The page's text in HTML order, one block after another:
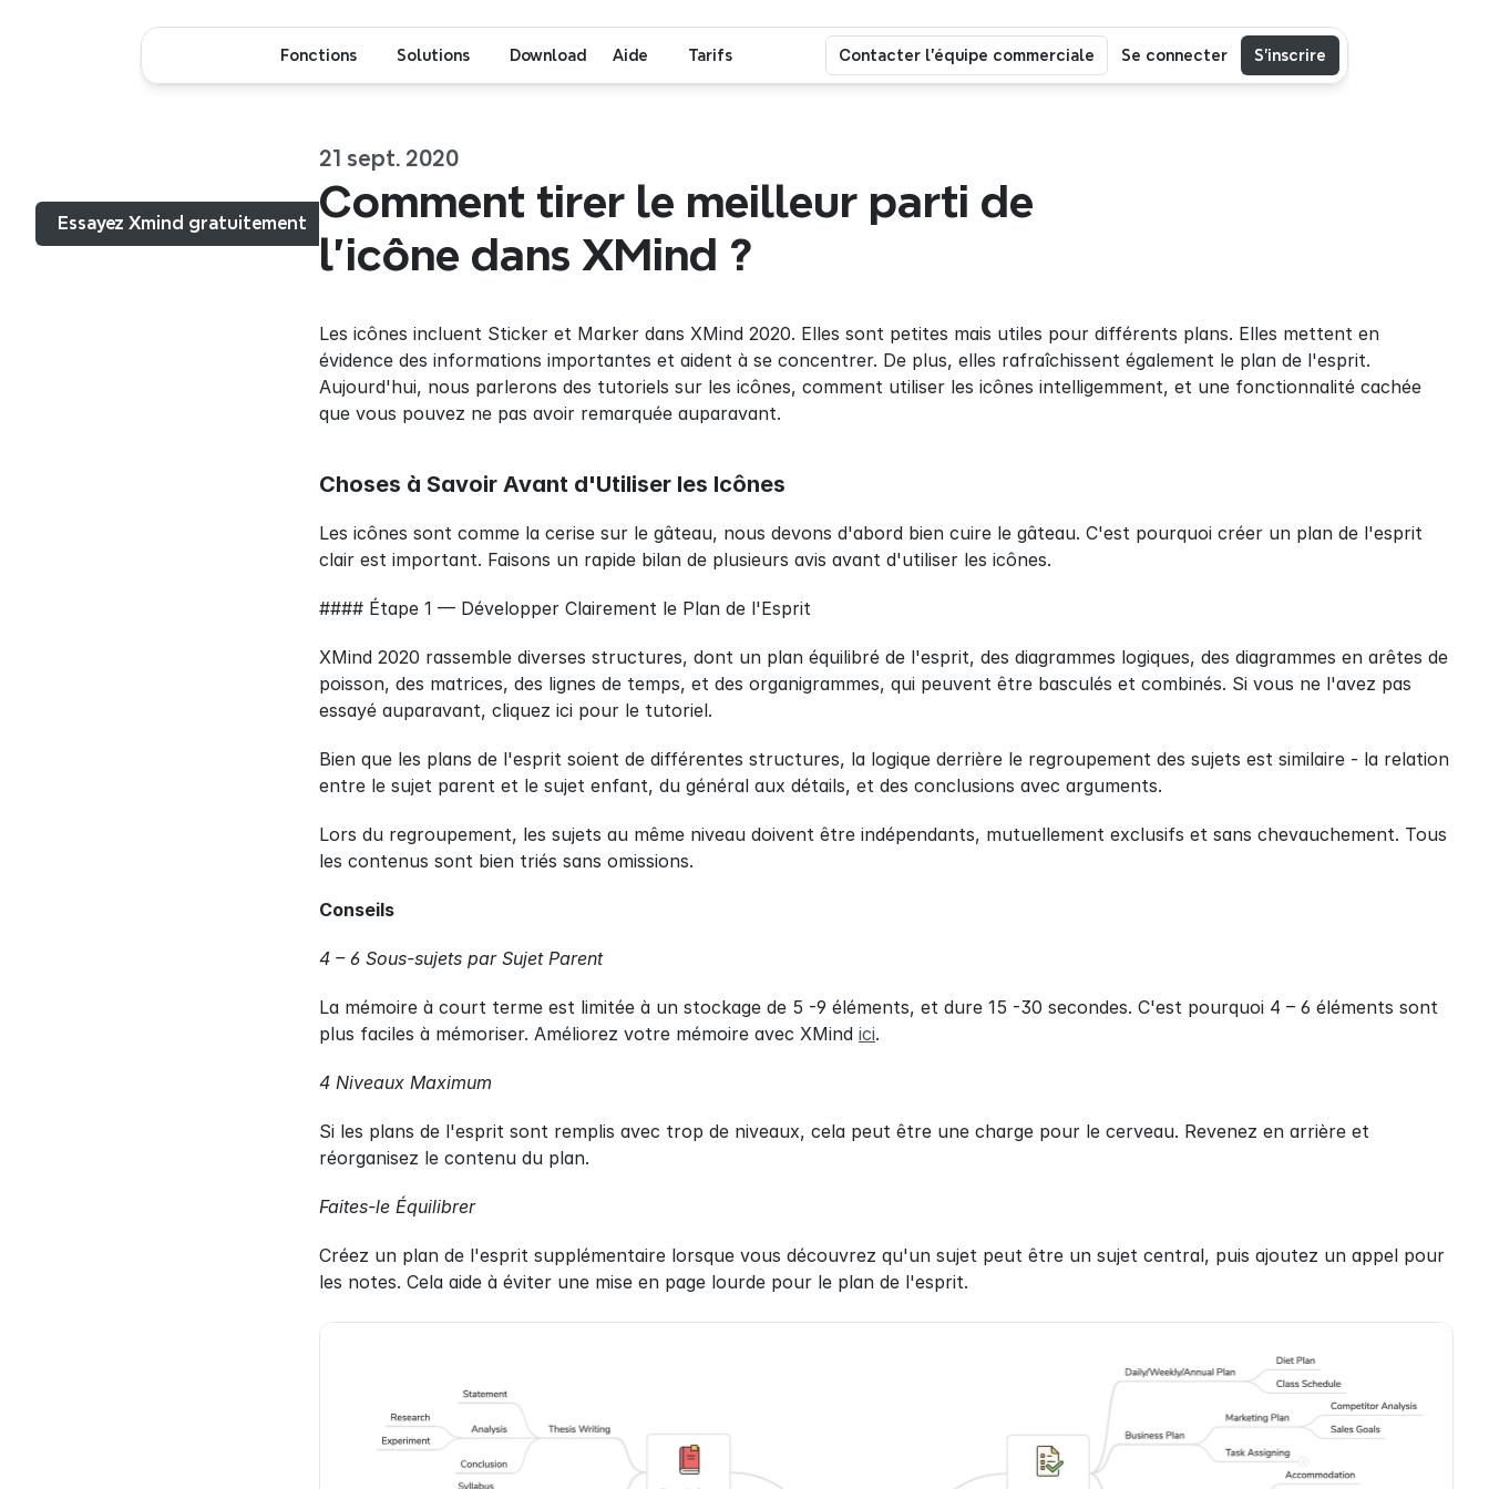
Essayez Xmind gratuitement
21 sept. 2020
Comment tirer le meilleur parti de
l'icône dans XMind ?
Les icônes incluent Sticker et Marker dans XMind 2020. Elles sont petites mais utiles pour différents plans. Elles mettent en
évidence des informations importantes et aident à se concentrer. De plus, elles rafraîchissent également le plan de l'esprit.
Aujourd'hui, nous parlerons des tutoriels sur les icônes, comment utiliser les icônes intelligemment, et une fonctionnalité cachée
que vous pouvez ne pas avoir remarquée auparavant.
Choses à Savoir Avant d'Utiliser les Icônes
Les icônes sont comme la cerise sur le gâteau, nous devons d'abord bien cuire le gâteau. C'est pourquoi créer un plan de l'esprit
clair est important. Faisons un rapide bilan de plusieurs avis avant d'utiliser les icônes.
#### Étape 1 — Développer Clairement le Plan de l'Esprit
XMind 2020 rassemble diverses structures, dont un plan équilibré de l'esprit, des diagrammes logiques, des diagrammes en arêtes de
poisson, des matrices, des lignes de temps, et des organigrammes, qui peuvent être basculés et combinés. Si vous ne l'avez pas
essayé auparavant, cliquez ici pour le tutoriel.
Bien que les plans de l'esprit soient de différentes structures, la logique derrière le regroupement des sujets est similaire - la relation
entre le sujet parent et le sujet enfant, du général aux détails, et des conclusions avec arguments.
Lors du regroupement, les sujets au même niveau doivent être indépendants, mutuellement exclusifs et sans chevauchement. Tous
les contenus sont bien triés sans omissions.
Conseils
4 – 6 Sous-sujets par Sujet Parent
La mémoire à court terme est limitée à un stockage de 5 -9 éléments, et dure 15 -30 secondes. C'est pourquoi 4 – 6 éléments sont
plus faciles à mémoriser. Améliorez votre mémoire avec XMind ici.
4 Niveaux Maximum
Si les plans de l'esprit sont remplis avec trop de niveaux, cela peut être une charge pour le cerveau. Revenez en arrière et
réorganisez le contenu du plan.
Faites-le Équilibrer
Créez un plan de l'esprit supplémentaire lorsque vous découvrez qu'un sujet peut être un sujet central, puis ajoutez un appel pour
les notes. Cela aide à éviter une mise en page lourde pour le plan de l'esprit.
Fonctions Solutions Download Aide Tarifs Contacter l'équipe commerciale Se connecter S’inscrire